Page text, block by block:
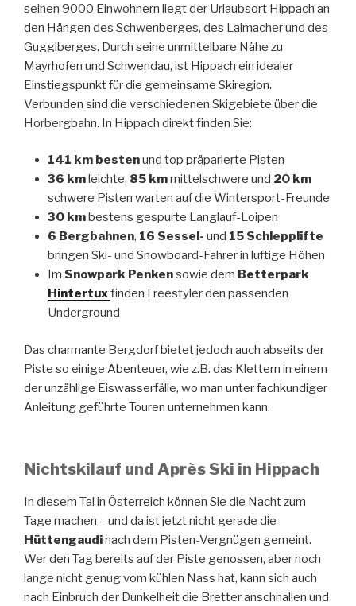
seinen 9000 Einwohnern liegt der Urlaubsort Hippach an
den Hängen des Schwenberges, des Laimacher und des
Gugglberges. Durch seine unmittelbare Nähe zu
Mayrhofen und Schwendau, ist Hippach ein idealer
Einstiegspunkt für die gemeinsame Skiregion.
Verbunden sind die verschiedenen Skigebiete über die
Horbergbahn. In Hippach direkt finden Sie:
141 km bestenund top präparierte Pisten
36 km leichte, 85 kmmittelschwere und 20 km
schwere Pisten warten auf die Wintersport-Freunde
30 km bestens gespurte Langlauf-Loipen
6 Bergbahnen, 16 Sessel- und 15 Schlepplifte
bringen Ski- und Snowboard-Fahrer in luftige Höhen
Im Snowpark Penkensowie dem Betterpark
Hintertuxfinden Freestyler den passenden
Underground
Das charmante Bergdorf bietet jedoch auch abseits der
Piste so einige Abenteuer, wie z.B. das Klettern in einem
der unzählige Eiswasserfälle, wo man unter fachkundiger
Anleitung geführte Touren unternehmen kann.
Nichtskilauf und Après Ski in Hippach
In diesem Tal in Österreich können Sie die Nacht zum
Tage machen – und da ist jetzt nicht gerade die
Hüttengaudinach dem Pisten-Vergnügen gemeint.
Wer den Tag bereits auf der Piste genossen, aber noch
lange nicht genug vom kühlen Nass hat, kann sich auch
nach Einbruch der Dunkelheit die Bretter anschnallen und